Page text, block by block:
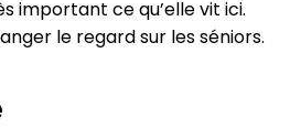
important ce qu’elle vit ici.
le regard sur les séniors.